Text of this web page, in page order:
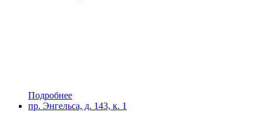
Подробнее
пр. Энгельса, д. 143, к. 1